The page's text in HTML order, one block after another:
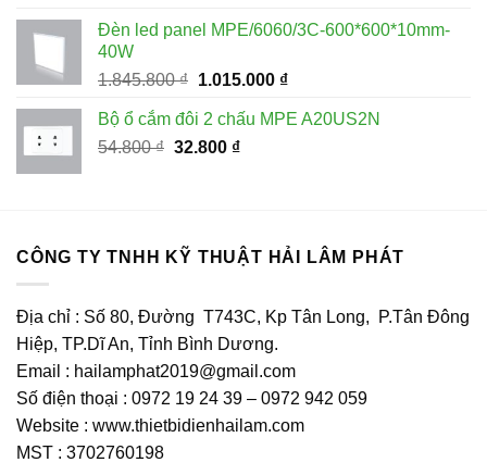
554.400 ₫.là:
Đèn led panel MPE/6060/3C-600*600*10mm-
40W
1.845.800₫ Giá
là:
1.845.800 ₫.
1.015.000 ₫Giá
tại
Bộ ổ cắm đôi 2 chấu MPE A20US2N
54.800₫ Giá
32.800 ₫Giá
CÔNG TY TNHH KỸ THUẬT HẢI LÂM PHÁT
Địa chỉ : Số 80, Đường T743C, Kp Tân Long, P.Tân Đông
Hiệp, TP.Dĩ An, Tỉnh Bình Dương.
Email : hailamphat2019@gmail.com
Số điện thoại : 0972 19 24 39 – 0972 942 059
Website : www.thietbidienhailam.com
MST : 3702760198